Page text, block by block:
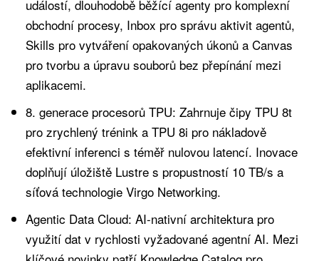
událostí, dlouhodobě běžící agenty pro komplexní
obchodní procesy, Inbox pro správu aktivit agentů,
Skills pro vytváření opakovaných úkonů a Canvas
pro tvorbu a úpravu souborů bez přepínání mezi
aplikacemi.
8. generace procesorů TPU: Zahrnuje čipy TPU 8t
pro zrychlený trénink a TPU 8i pro nákladově
efektivní inferenci s téměř nulovou latencí. Inovace
doplňují úložiště Lustre s propustností 10 TB/s a
síťová technologie Virgo Networking.
Agentic Data Cloud: AI-nativní architektura pro
využití dat v rychlosti vyžadované agentní AI. Mezi